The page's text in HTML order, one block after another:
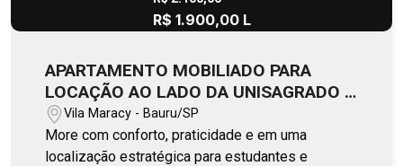
R$ 1.900,00 L
APARTAMENTO MOBILIADO PARA
LOCAÇÃO AO LADO DA UNISAGRADO -
RESIDENCIAL BELVEDERE
Vila Maracy - Bauru/SP
More com conforto, praticidade e em uma
localização estratégica para estudantes e